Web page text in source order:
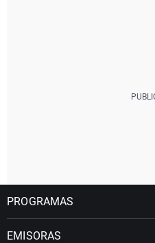
PROGRAMAS
EMISORAS